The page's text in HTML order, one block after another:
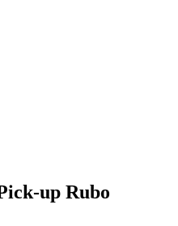
up Rubo